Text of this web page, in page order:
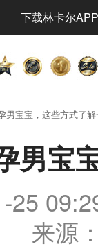
下载林卡尔
男宝宝，这些方式了
男宝
25
来源